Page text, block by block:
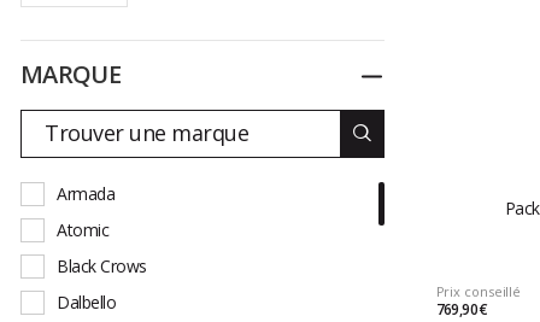
MARQUE Replier
Armada
Atomic
Black Crows
Dalbello
Prix conseillé
769,90 €